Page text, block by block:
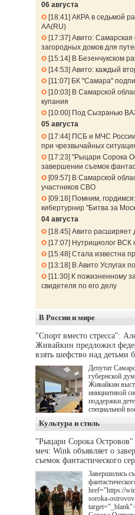
06 августа
18:41 АКРА в седьмой
АА(RU)
17:37 Авито: Самарская
загородных домов для
15:14 В Безенчукском
14:53 Авито: каждый
11:07
БК "Самара"
10:03
В Самарской
купания
10:00 Под Сызранью
05 августа
17:44 ПСБ и МЧС России
при чрезвычайных
17:23 "Рыцари Сорока
завершении съемок
09:57
В Самарской
участников СВО
09:18 Помним,
кибертурнир "Битва за
04 августа
18:45 Авито расширяет
17:07
Нутрициолог ВСК
15:48 Стала известна
13:18 В Авито Услугах
11:30 К пожизненному
свидетеля по его делу
В России и мире
"Спорт вместо стресса":
Живайкин предложил
взять шефство над детьми
Депутат
губернской
Живайкин
инициативой
поддержки
специальной
секции. Он
"Помощь
участников
прошла в
Культура и стиль
"Рыцари Сорока Островов"
меч: Wink объявляет о
съемок фантастического
Завершились
href="https://
soroka-